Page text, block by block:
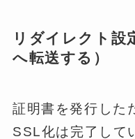
リダイレクト設
へ転送する）
証明書を発行した
SSL化は完了して